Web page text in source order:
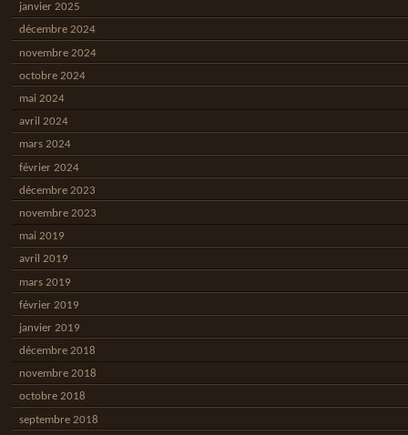
janvier 2025
décembre 2024
novembre 2024
octobre 2024
mai 2024
avril 2024
mars 2024
février 2024
décembre 2023
novembre 2023
mai 2019
avril 2019
mars 2019
février 2019
janvier 2019
décembre 2018
novembre 2018
octobre 2018
septembre 2018